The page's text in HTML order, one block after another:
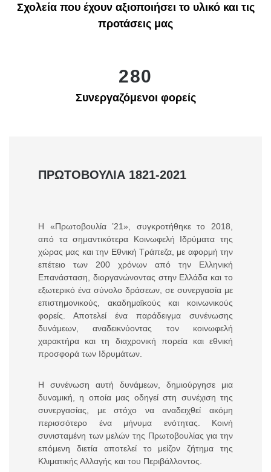
Σχολεία που έχουν αξιοποιήσει το υλικό και τις
προτάσεις μας
280
Συνεργαζόμενοι φορείς
ΠΡΩΤΟΒΟΥΛΙΑ 1821-2021
Η «Πρωτοβουλία ’21», συγκροτήθηκε το 2018,
από τα σημαντικότερα Κοινωφελή Ιδρύματα της
χώρας μας και την Εθνική Τράπεζα, με αφορμή την
επέτειο των 200 χρόνων από την Ελληνική
Επανάσταση, διοργανώνοντας στην Ελλάδα και το
εξωτερικό ένα σύνολο δράσεων, σε συνεργασία με
επιστημονικούς, ακαδημαϊκούς και κοινωνικούς
φορείς. Αποτελεί ένα παράδειγμα συνένωσης
δυνάμεων, αναδεικνύοντας τον κοινωφελή
χαρακτήρα και τη διαχρονική πορεία και εθνική
προσφορά των Ιδρυμάτων.
Η συνένωση αυτή δυνάμεων, δημιούργησε μια
δυναμική, η οποία μας οδηγεί στη συνέχιση της
συνεργασίας, με στόχο να αναδειχθεί ακόμη
περισσότερο ένα μήνυμα ενότητας. Κοινή
συνισταμένη των μελών της Πρωτοβουλίας για την
επόμενη διετία αποτελεί το μείζον ζήτημα της
Κλιματικής Αλλαγής και του Περιβάλλοντος.